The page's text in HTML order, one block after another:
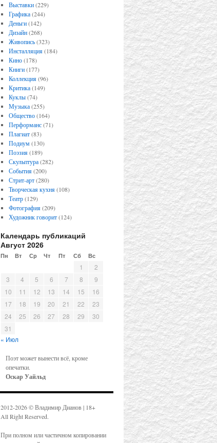
Выставки(229)
Графика(244)
Деньги(142)
Дизайн(268)
Живопись(323)
Инсталляция(184)
Кино(178)
Книги(177)
Коллекция(96)
Критика(149)
Куклы(74)
Музыка(255)
Общество(164)
Перформанс(71)
Плагиат(83)
Подиум(130)
Поэзия(189)
Скульптура(282)
События(200)
Стрит-арт(280)
Творческая кухня(108)
Театр(129)
Фотография(209)
Художник говорит(124)
Календарь публикаций
Август 2026
Пн Вт Ср Чт Пт Сб Вс
« Июл
1
2
3
4 5 6 7 8
9
10
11 12 13 14 15
16
17
18 19 20 21 22
23
24
25 26 27 28 29
30
31
Поэт может вынести всё, кроме
опечатки.
Оскар Уайльд
2012-2026 © Владимир Дианов | 18+
All Right Reserved.
При полном или частичном копировании